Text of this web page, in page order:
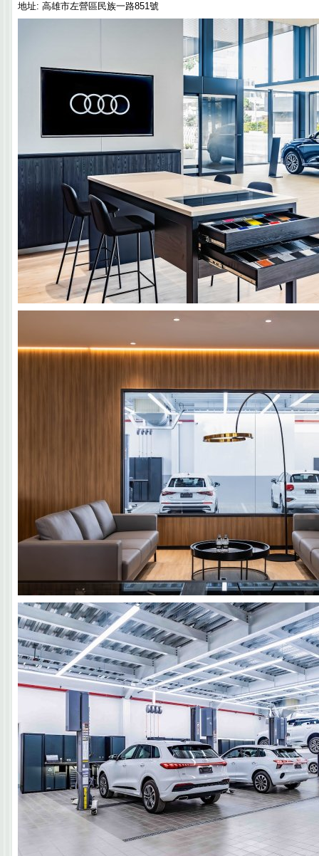
地址: 高雄市左營區民族一路851號